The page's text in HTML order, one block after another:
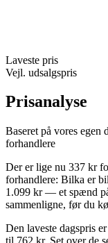
Laveste pris
Vejl. udsalgspris
Prisanalyse
Baseret på vores egen
forhandlere
Der er lige nu 337 kr
forhandlere: Bilka er
1.099 kr — et spænd
sammenligne, før du
Den laveste dagspris